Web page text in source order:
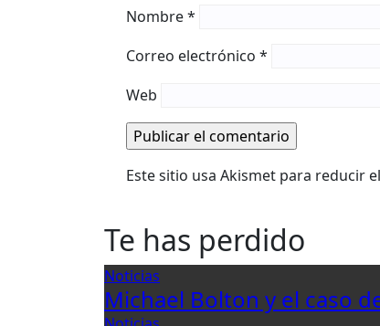
Nombre*
Correo electrónico *
Web
Este sitio usa Akismet para reducir
Te has perdido
Noticias
Michael Bolton y el caso